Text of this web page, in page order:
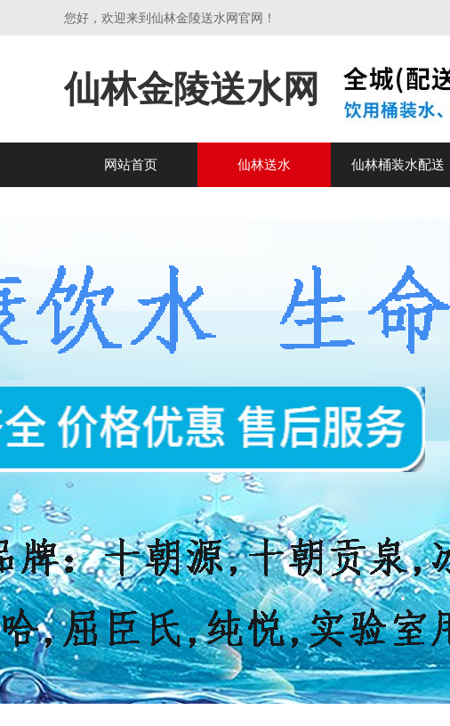
您好，欢迎来到仙林金陵送水网官网！
仙林金陵送水网
网站首页 仙林送水 仙林桶装水配送